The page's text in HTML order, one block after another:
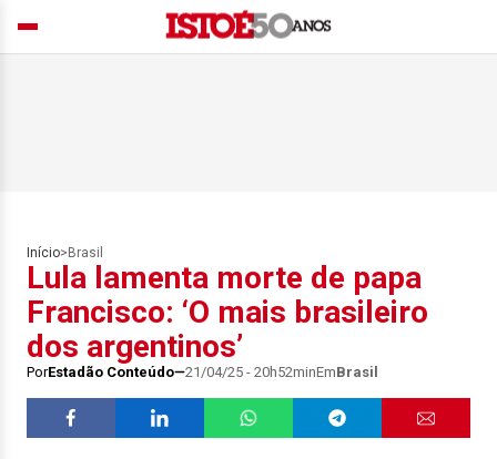
Início> Brasil
Lula lamenta morte de papa
Francisco: ‘O mais brasileiro
dos argentinos’
PorEstadão Conteúdo 21/04/25 - 20h52minEmBrasil